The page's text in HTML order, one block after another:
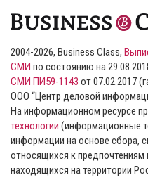
2004-2026, Business Class,
СМИ по состоянию на
СМИ ПИ59-1143 от 07.02.2017
ООО “Центр деловой
На информационном ресурсе
технологии (информационные
информации на основе сбора,
относящихся к предпочтениям
находящихся на территории